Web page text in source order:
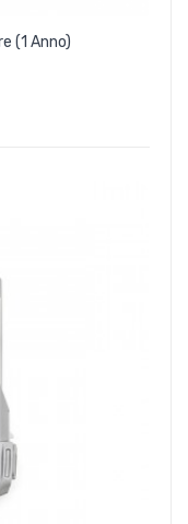
(1 Anno)